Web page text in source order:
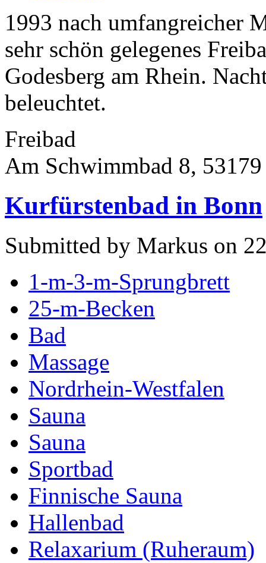
1993 nach umfangreicher
sehr schön gelegenes
Godesberg am Rhein.
beleuchtet.
Freibad
Am Schwimmbad 8,
Kurfürstenbad in Bonn
Submitted by Markus on
1-m-3-m-Sprungbrett
25-m-Becken
Bad
Massage
Nordrhein-Westfalen
Sauna
Sauna
Sportbad
Finnische Sauna
Hallenbad
Relaxarium (Ruheraum)